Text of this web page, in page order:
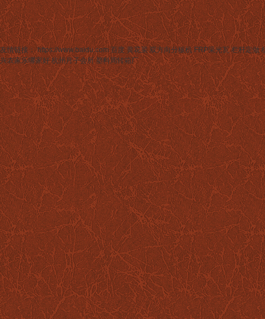
友情链接： https://www.baidu.com 百度黄花菜 双方向分板机 FRP采光瓦 栏杆定做
兴农家乐哪家好 杭州月子会所 塑料周转箱厂